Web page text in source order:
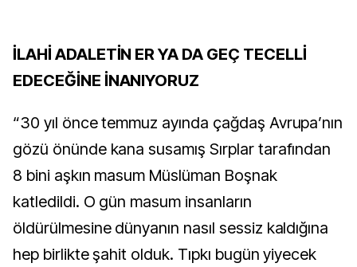
İLAHİ ADALETİN ER YA DA GEÇ TECELLİ
EDECEĞİNE İNANIYORUZ
“30 yıl önce temmuz ayında çağdaş Avrupa’nın
gözü önünde kana susamış Sırplar tarafından
8 bini aşkın masum Müslüman Boşnak
katledildi. O gün masum insanların
öldürülmesine dünyanın nasıl sessiz kaldığına
hep birlikte şahit olduk. Tıpkı bugün yiyecek